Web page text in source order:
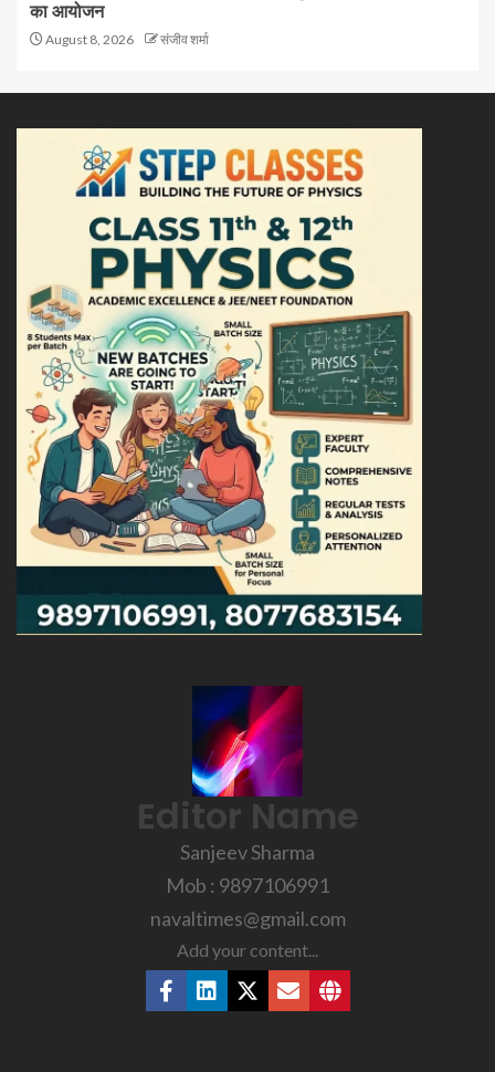
का आयोजन
August 8, 2026 संजीव शर्मा
Editor Name
Sanjeev Sharma
Mob : 9897106991
navaltimes@gmail.com
Add your content...